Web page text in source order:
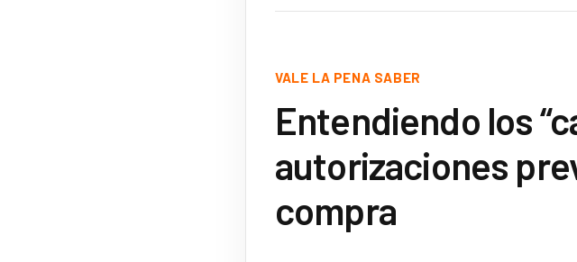
VALE LA PENA SABER
Entendiendo los
autorizaciones
compra